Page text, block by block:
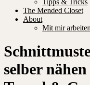
Tipps & Tricks
The Mended Closet
About
Mit mir arbeiten
selber